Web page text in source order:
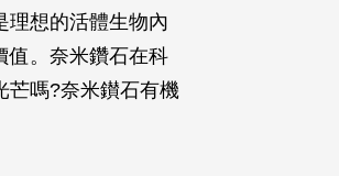
理想的活體生物內
值。奈米鑽石在科
芒嗎?奈米鑚石有機